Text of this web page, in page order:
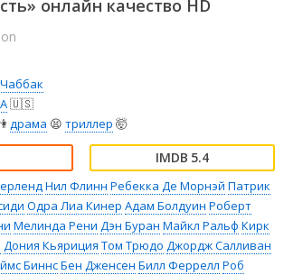
онлайн качество HD
🇺🇸
драма 😫 триллер 🤯
5.4
Нил Флинн Ребекка Де Морнэй Патрик
Одра Лиа Кинер Адам Болдуин Роберт
Мелинда Рени Дэн Буран Майкл Ральф Кирк
Дония Кьяриция Том Трюдо Джордж Салливан
БиннсБен Дженсен Билл Феррелл Роб